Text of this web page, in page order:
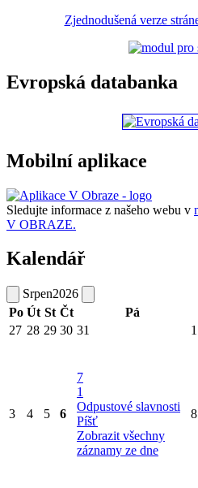
Zjednodušená verze
Evropská databanka
Mobilní aplikace
Sledujte informace z našeho webu v
V OBRAZE.
Kalendář
Srpen2026
Po Út St Čt Pá
27 28 29 30 31 1
3 4 5 6
7
1
Odpustové slavnosti
Píšť
Zobrazit všechny
záznamy ze dne
8